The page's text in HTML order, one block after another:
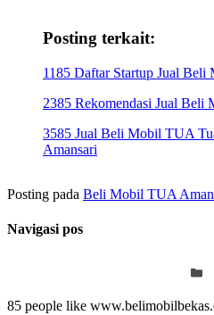
Posting terkait:
1185 Daftar Startup Jual
2385 Rekomendasi Jual Beli
3585 Jual Beli Mobil TUA
Amansari
Posting pada Beli Mobil TUA
Navigasi pos
85 people like